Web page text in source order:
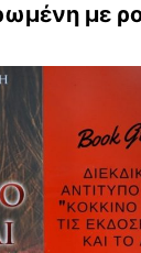
με